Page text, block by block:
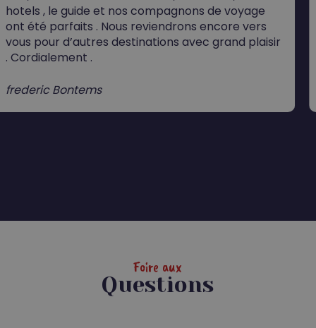
, le guide et nos compagnons de voyage
été parfaits . Nous reviendrons encore vers
pour d’autres destinations avec grand plaisir
.
Bontems
Foire aux
Questions